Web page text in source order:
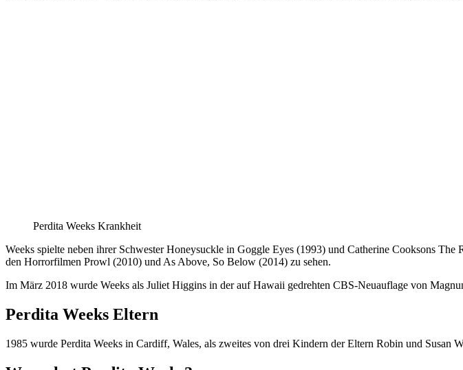
Perdita Weeks Krankheit
Weeks spielte neben ihrer Schwester Honeysuckle in Goggle Eyes (1993) und Catherine Cooksons
den Horrorfilmen Prowl (2010) und As Above, So Below (2014) zu sehen.
Im März 2018 wurde Weeks als Juliet Higgins in der auf Hawaii gedrehten CBS-Neuauflage von
Perdita Weeks Eltern
1985 wurde Perdita Weeks in Cardiff, Wales, als zweites von drei Kindern der Eltern Robin und Susan